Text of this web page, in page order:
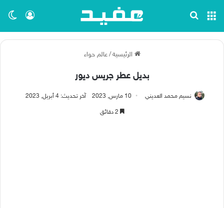
تسجيل القائمة
الرئيسية / عالم حواء
بديل عطر جريس ديور
نسيم محمد العديني 10 مارس, 2023 آخر تحديث: 4 أبريل, 2023